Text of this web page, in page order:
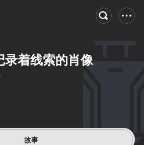
录着线索的肖像
故事